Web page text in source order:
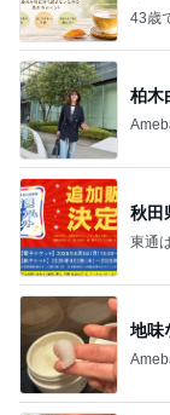
43歳
柏木
秋田
東通
地味